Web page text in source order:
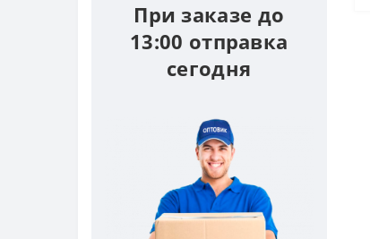
При заказе до
13:00 отправка
сегодня